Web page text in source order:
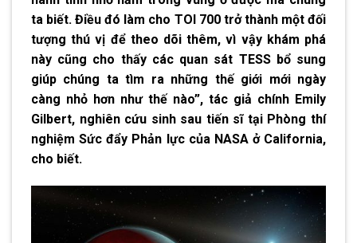
ta biết. Điều đó làm cho TOI 700 trở thành một đối
tượng thú vị để theo dõi thêm, vì vậy khám phá
này cũng cho thấy các quan sát TESS bổ sung
giúp chúng ta tìm ra những thế giới mới ngày
càng nhỏ hơn như thế nào”, tác giả chính Emily
Gilbert, nghiên cứu sinh sau tiến sĩ tại Phòng thí
nghiệm Sức đẩy Phản lực của NASA ở California,
cho biết.